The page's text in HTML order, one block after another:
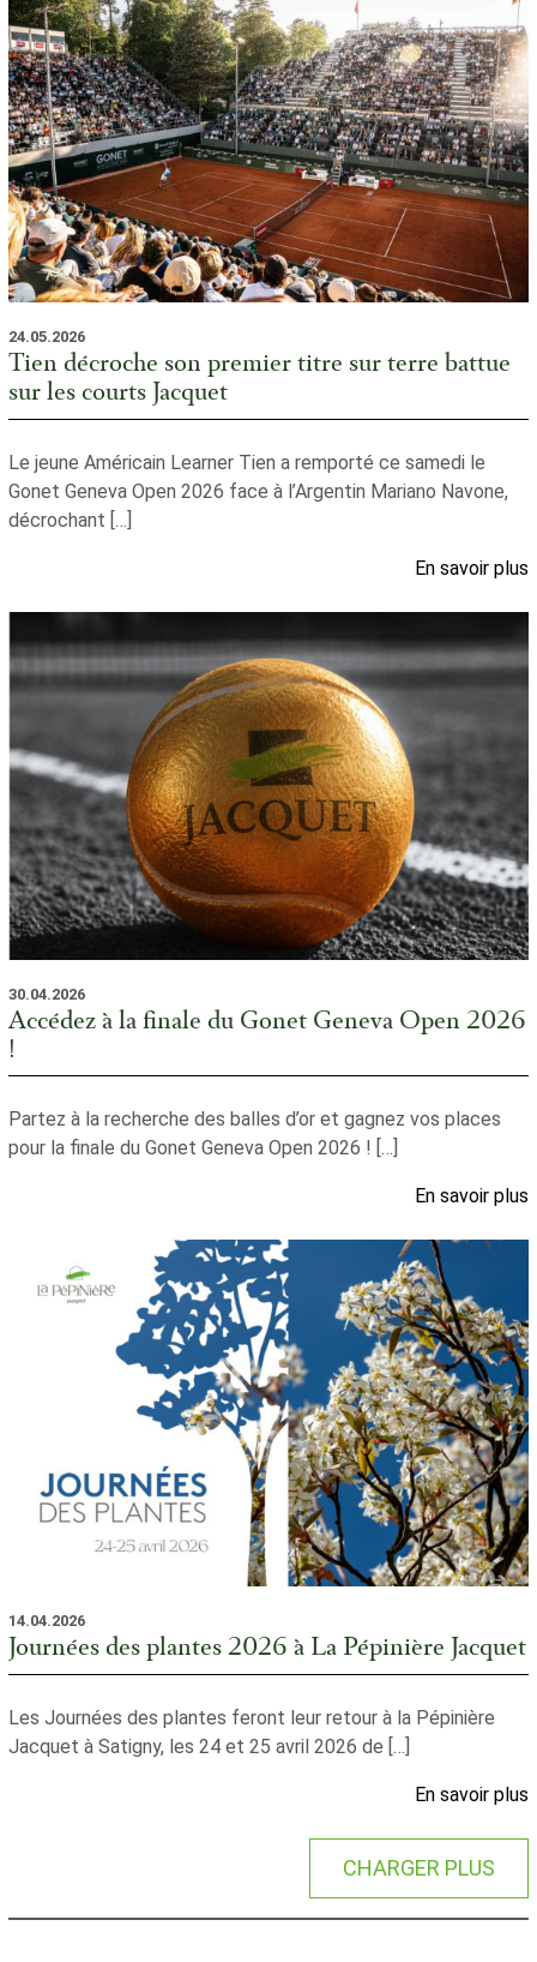
24.05.2026
Tien décroche son premier titre sur terre battue
sur les courts Jacquet
Le jeune Américain Learner Tien a remporté ce samedi le
Gonet Geneva Open 2026 face à l’Argentin Mariano Navone,
décrochant […]
En savoir plus
30.04.2026
Accédez à la finale du Gonet Geneva Open 2026
!
Partez à la recherche des balles d’or et gagnez vos places
pour la finale du Gonet Geneva Open 2026 ! […]
En savoir plus
14.04.2026
Journées des plantes 2026 à La Pépinière Jacquet
Les Journées des plantes feront leur retour à la Pépinière
Jacquet à Satigny, les 24 et 25 avril 2026 de […]
En savoir plus
CHARGER PLUS